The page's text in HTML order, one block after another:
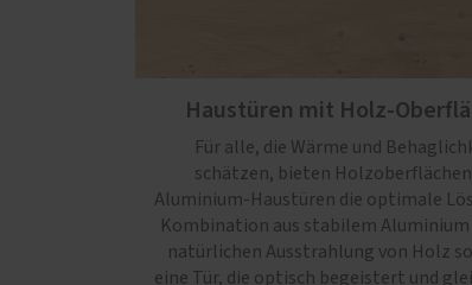
Haustüren mit Holz-
Für alle, die Wärme und
schätzen, bieten
Aluminium-Haustüren die optimale
Kombination aus stabilem Aluminium
natürlichen Ausstrahlung von Holz
eine Tür, die optisch begeistert und